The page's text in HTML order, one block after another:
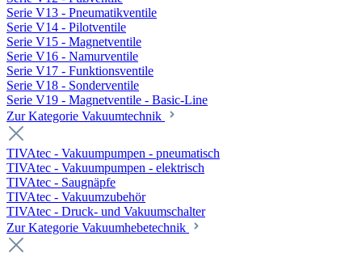
Serie V13 - Pneumatikventile
Serie V14 - Pilotventile
Serie V15 - Magnetventile
Serie V16 - Namurventile
Serie V17 - Funktionsventile
Serie V18 - Sonderventile
Serie V19 - Magnetventile - Basic-Line
Zur Kategorie Vakuumtechnik
TIVAtec - Vakuumpumpen - pneumatisch
TIVAtec - Vakuumpumpen - elektrisch
TIVAtec - Saugnäpfe
TIVAtec - Vakuumzubehör
TIVAtec - Druck- und Vakuumschalter
Zur Kategorie Vakuumhebetechnik